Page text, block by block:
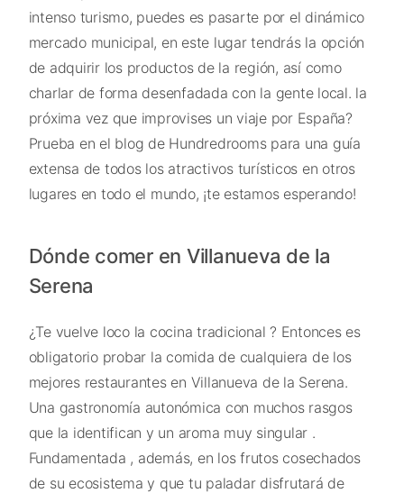
intenso turismo, puedes es pasarte por el dinámico
mercado municipal, en este lugar tendrás la opción
de adquirir los productos de la región, así como
charlar de forma desenfadada con la gente local. la
próxima vez que improvises un viaje por España?
Prueba en el blog de Hundredrooms para una guía
extensa de todos los atractivos turísticos en otros
lugares en todo el mundo, ¡te estamos esperando!
Dónde comer en Villanueva de la
Serena
¿Te vuelve loco la cocina tradicional ? Entonces es
obligatorio probar la comida de cualquiera de los
mejores restaurantes en Villanueva de la Serena.
Una gastronomía autonómica con muchos rasgos
que la identifican y un aroma muy singular .
Fundamentada , además, en los frutos cosechados
de su ecosistema y que tu paladar disfrutará de